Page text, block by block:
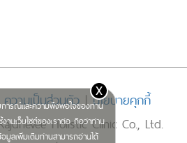
การณ์และความพึงพอใจของท่าน
านเว็บไซต์ของเราต่อ ถือว่าท่าน
มูลเพิ่มเติมท่านสามารถอ่านได้
x
ความเป็นส่วนตัว|นโยบายคุกกี้
Holistic Clinic Co., Ltd.